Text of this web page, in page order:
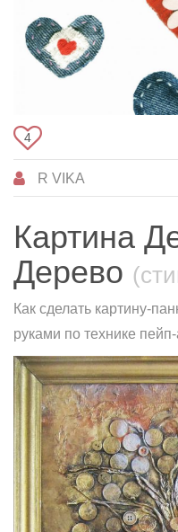
4
R VIKA
Картина
Дерево
Как сделать картину-
руками по технике